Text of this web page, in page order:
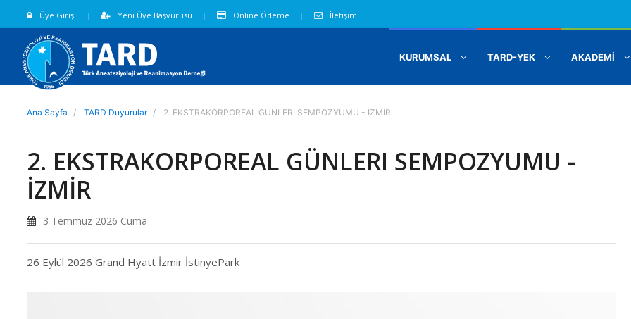
Üye Girişi Yeni Üye Başvurusu Online Ödeme İletişim
KURUMSAL TARD-YEK AKADEMİ
Ana Sayfa TARD Duyurular 2. EKSTRAKORPOREAL GÜNLERI SEMPOZYUMU - İZMİR
2. EKSTRAKORPOREAL GÜNLERI SEMPOZYUMU -
İZMİR
3 Temmuz 2026 Cuma
26 Eylül 2026 Grand Hyatt İzmir İstinyePark